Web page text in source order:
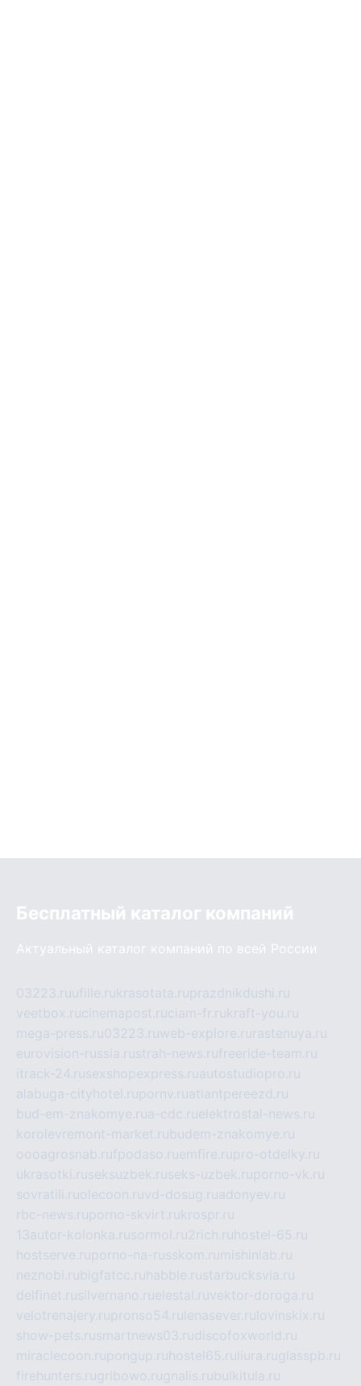
Бесплатный каталог компаний
Актуальный каталог компаний по всей России
03223.ruufille.rukrasotata.ruprazdnikdushi.ru
veetbox.rucinemapost.ruciam-fr.rukraft-you.ru
mega-press.ru03223.ruweb-explore.ru rastenuya.ru
eurovision-russia.rustrah-news.rufreeride-team.ru
itrack-24.rusexshopexpress.ruautostudiopro.ru
alabuga-cityhotel.rupornv.ruatlantpereezd.ru
bud-em-znakomye.rua-cdc.ruelektrostal-news.ru
korolevremont-market.rubudem-znakomye.ru
oooagrosnab.rufpodaso.ruemfire.rupro-otdelky.ru
ukrasotki.ruseksuzbek.ruseks-uzbek.ruporno-vk.ru
sovratili.ruolecoon.ruvd-dosug.ruadonyev.ru
rbc-news.ruporno-skvirt.rukrospr.ru
13autor-kolonka.rusormol.ru2rich.ru hostel-65.ru
hostserve.ruporno-na-russkom.ru mishinlab.ru
neznobi.rubigfatcc.ru habble.rustarbucksvia.ru
delfinet.rusilvernano.ruelestal.ruvektor-doroga.ru
velotrenajery.rupronso54.ru lenasever.ru lovinskix.ru
show-pets.rusmartnews03.rudiscofoxworld.ru
miraclecoon.rupongup.ru hostel65.ru liura.ruglasspb.ru
firehunters.rugribowo.rugnalis.rubulkitula.ru